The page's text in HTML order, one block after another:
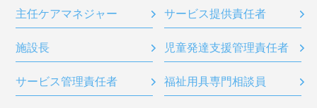
主任ケアマネジャー サービス提供責任者
施設長 児童発達支援管理責任者
サービス管理責任者 福祉用具専門相談員